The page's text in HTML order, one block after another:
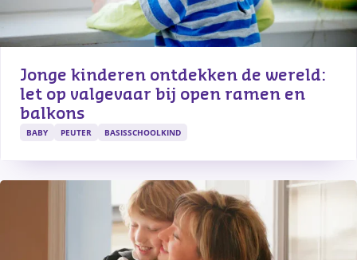
Jonge kinderen ontdekken de wereld:
let op valgevaar bij open ramen en
balkons
BABY PEUTER BASISSCHOOLKIND